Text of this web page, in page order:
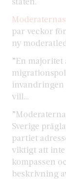
par veckor
ny
”En majoritet
invandringen
vill…
Sverige
partiet
viktigt att
kompassen
beskrivning